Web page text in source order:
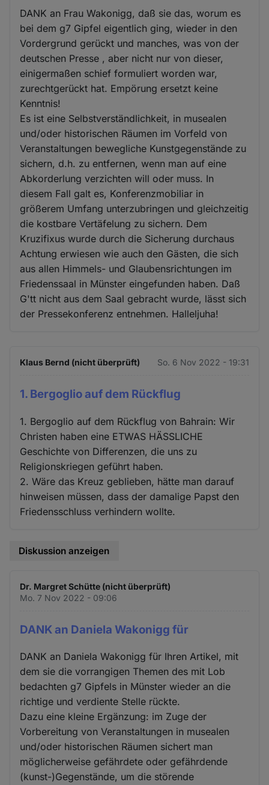
DANK an Frau Wakonigg, daß sie das, worum es
bei dem g7 Gipfel eigentlich ging, wieder in den
Vordergrund gerückt und manches, was von der
deutschen Presse , aber nicht nur von dieser,
einigermaßen schief formuliert worden war,
zurechtgerückt hat. Empörung ersetzt keine
Kenntnis!
Es ist eine Selbstverständlichkeit, in musealen
und/oder historischen Räumen im Vorfeld von
Veranstaltungen bewegliche Kunstgegenstände zu
sichern, d.h. zu entfernen, wenn man auf eine
Abkorderlung verzichten will oder muss. In
diesem Fall galt es, Konferenzmobiliar in
größerem Umfang unterzubringen und gleichzeitig
die kostbare Vertäfelung zu sichern. Dem
Kruzifixus wurde durch die Sicherung durchaus
Achtung erwiesen wie auch den Gästen, die sich
aus allen Himmels- und Glaubensrichtungen im
Friedenssaal in Münster eingefunden haben. Daß
G'tt nicht aus dem Saal gebracht wurde, lässt sich
der Pressekonferenz entnehmen. Halleljuha!
Klaus Bernd (nicht überprüft) So. 6 Nov 2022 - 19:31
1. Bergoglio auf dem Rückflug
1. Bergoglio auf dem Rückflug von Bahrain: Wir
Christen haben eine ETWAS HÄSSLICHE
Geschichte von Differenzen, die uns zu
Religionskriegen geführt haben.
2. Wäre das Kreuz geblieben, hätte man darauf
hinweisen müssen, dass der damalige Papst den
Friedensschluss verhindern wollte.
Diskussion anzeigen
Dr. Margret Schütte (nicht überprüft)
Mo. 7 Nov 2022 - 09:06
DANK an Daniela Wakonigg für
DANK an Daniela Wakonigg für Ihren Artikel, mit
dem sie die vorrangigen Themen des mit Lob
bedachten g7 Gipfels in Münster wieder an die
richtige und verdiente Stelle rückte.
Dazu eine kleine Ergänzung: im Zuge der
Vorbereitung von Veranstaltungen in musealen
und/oder historischen Räumen sichert man
möglicherweise gefährdete oder gefährdende
(kunst-)Gegenstände, um die störende